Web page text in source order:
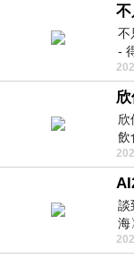
不
-
欣
飲
談
海
心